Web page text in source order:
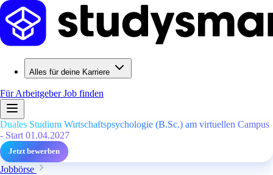
Alles für deine Karriere
Für ArbeitgeberJob finden
Duales Studium Wirtschaftspsychologie (B.Sc.) am virtuellen Campus
- Start 01.04.2027
Jetzt bewerben
Jobbörse